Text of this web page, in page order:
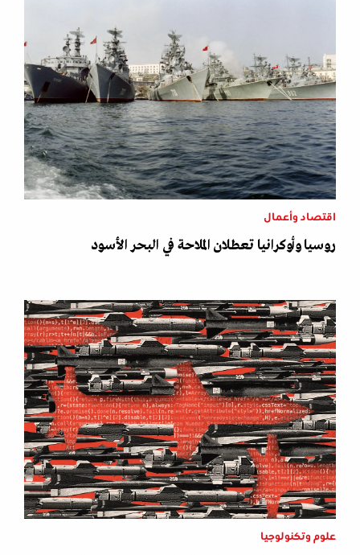
اقتصاد وأعمال
روسيا وأوكرانيا تعطلان الملاحة في البحر الأسود
علوم وتكنولوجيا